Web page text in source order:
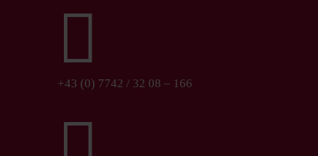

+43 (0) 7742 / 32 08 – 166